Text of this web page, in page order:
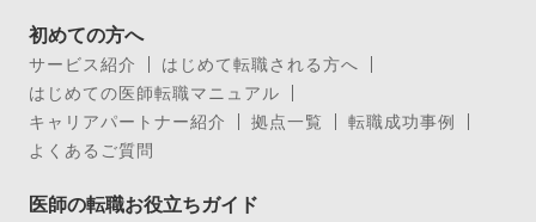
初めての方へ
サービス紹介
はじめて転職される方へ
はじめての医師転職マニュアル
キャリアパートナー紹介
拠点一覧
転職成功事例
よくあるご質問
医師の転職お役立ちガイド